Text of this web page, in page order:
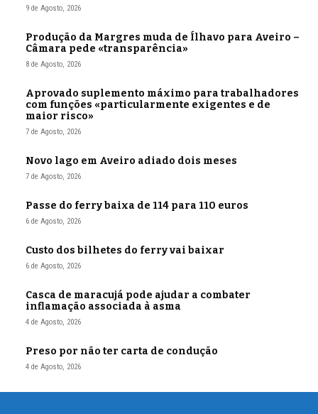
9 de Agosto, 2026
Produção da Margres muda de Ílhavo para Aveiro –
Câmara pede «transparência»
8 de Agosto, 2026
Aprovado suplemento máximo para trabalhadores
com funções «particularmente exigentes e de
maior risco»
7 de Agosto, 2026
Novo lago em Aveiro adiado dois meses
7 de Agosto, 2026
Passe do ferry baixa de 114 para 110 euros
6 de Agosto, 2026
Custo dos bilhetes do ferry vai baixar
6 de Agosto, 2026
Casca de maracujá pode ajudar a combater
inflamação associada à asma
4 de Agosto, 2026
Preso por não ter carta de condução
4 de Agosto, 2026